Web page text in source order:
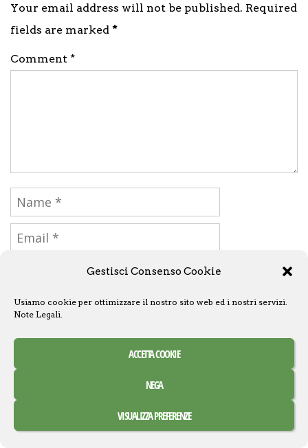
Gestisci Consenso Cookie
Usiamo cookie per ottimizzare il nostro sito web ed i nostri servizi.
Note Legali.
ACCETTA COOKIE
NEGA
VISUALIZZA PREFERENZE
Your email address will not be published. Required
fields are marked *
Comment *
Dove acquistare